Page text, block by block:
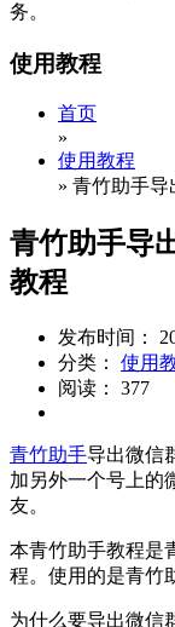
务。
使用教程
首页
»
使用教程
» 青竹助手导
青竹助手导
教程
发布时间：
分类： 使用
阅读： 377
青竹助手导出微信
加另外一个号上的
友。
本青竹助手教程是
程。使用的是青竹
为什么要导出微信